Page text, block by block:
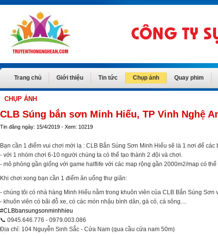
Trang chủ Giới thiệu Tin tức Chụp ảnh Quay phim
CHỤP ẢNH
CLB Súng bắn sơn Minh Hiếu, TP Vinh Nghệ
Tin đăng ngày: 15/4/2019 - Xem: 10219
Bạn cần 1 điểm vui chơi mới lạ : CLB Bắn Súng Sơn Minh Hiếu sẽ là 1 nơi để các
- với 1 nhóm chơi 6-10 người chúng ta có thể tạo thành 2 đội và chơi.
- mô phỏng gần giống với game halflife với các map rộng gần 2000m2/map có
Khi chơi xong bạn cần 1 điểm ăn uống thư giãn:
- chúng tôi có nhà hàng Minh Hiếu nằm trong khuôn viên của CLB Bắn Súng
- khuôn viên có bãi đỗ xe, có các món nhậu bình dân, gà cỏ, cá sông....
#CLBbansungsonminhhieu
📞 ‭0945.646.776‬ - 0979.003.086
Địa chỉ: 104 Nguyễn Sinh Sắc - Cửa Nam (qua cầu cửa nam 50m)